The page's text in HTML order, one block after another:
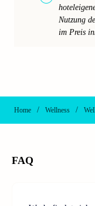
Nutzung
im Preis
Home / Wellness /
FAQ